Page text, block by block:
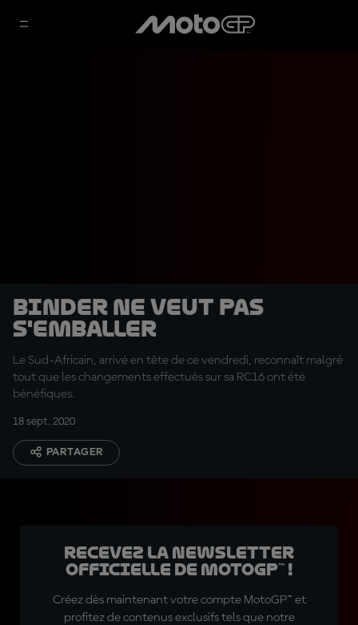
Binder ne veut pas
s'emballer
Le Sud-Africain, arrivé en tête de ce vendredi, reconnaît malgré
tout que les changements effectués sur sa RC16 ont été
bénéfiques.
18 sept. 2020
PARTAGER
Recevez la Newsletter
officielle de MotoGP™ !
Créez dès maintenant votre compte MotoGP™ et
profitez de contenus exclusifs tels que notre